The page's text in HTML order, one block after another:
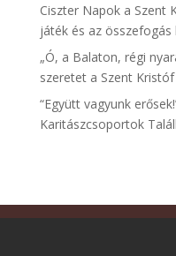
Ciszter Napok a Szent
játék és az
„Ó, a Balaton, régi
szeretet a Szent
“Együtt vagyunk
Karitászcsoportok